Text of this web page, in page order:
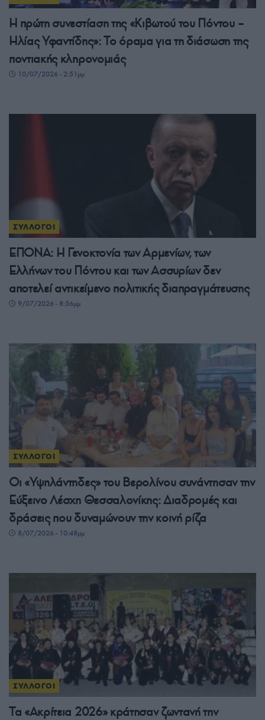
Η πρώτη συνεστίαση της «Κιβωτού του Πόντου –
Ηλίας Υφαντίδης»: Το όραμα για τη διάσωση της
ποντιακής κληρονομιάς
10/07/2026 - 2:51μμ
ΣΥΛΛΟΓΟΙ
ΕΠΟΝΑ: Η Γενοκτονία των Αρμενίων, των
Ελλήνων του Πόντου και των Ασσυρίων δεν
αποτελεί αντικείμενο πολιτικής διαπραγμάτευσης
9/07/2026 - 8:56μμ
ΣΥΛΛΟΓΟΙ
Οι «Υψηλάντηδες» του Βερολίνου συνάντησαν την
Εύξεινο Λέσχη Θεσσαλονίκης: Διαδρομές και
δράσεις που δυναμώνουν την κοινή ρίζα
8/07/2026 - 10:48μμ
ΣΥΛΛΟΓΟΙ
Τα «Ακρίτεια 2026» κράτησαν ζωντανή την